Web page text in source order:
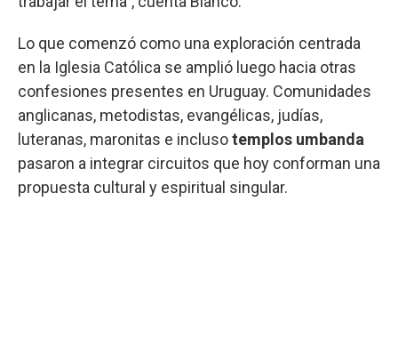
Lo que comenzó como una exploración centrada
en la Iglesia Católica se amplió luego hacia otras
confesiones presentes en Uruguay. Comunidades
anglicanas, metodistas, evangélicas, judías,
luteranas, maronitas e inclusotemplos umbanda
pasaron a integrar circuitos que hoy conforman una
propuesta cultural y espiritual singular.